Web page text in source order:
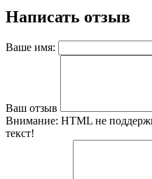
Написать отзыв
Ваше имя:
Ваш отзыв
Внимание: HTML не
текст!